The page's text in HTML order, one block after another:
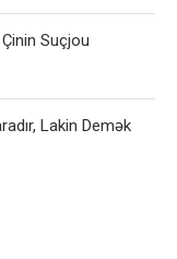
Suçjou
Lakin Demək